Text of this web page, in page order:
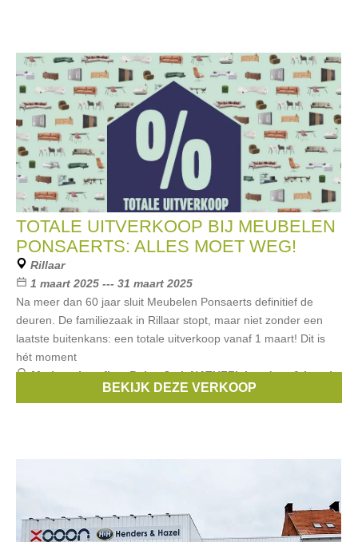
TOTALE UITVERKOOP BIJ MEUBELEN
PONSAERTS: ALLES MOET WEG!
Rillaar
1 maart 2025 --- 31 maart 2025
Na meer dan 60 jaar sluit Meubelen Ponsaerts definitief de
deuren. De familiezaak in Rillaar stopt, maar niet zonder een
laatste buitenkans: een totale uitverkoop vanaf 1 maart! Dit is
hét moment
Merken:lattoflex,Beka,Jori,NATUZZI,henders & hazel,
BEKIJK DEZE VERKOOP